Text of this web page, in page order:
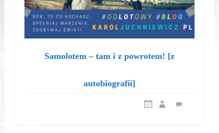
Samolotem – tam i z powrotem! [z
autobiografii]